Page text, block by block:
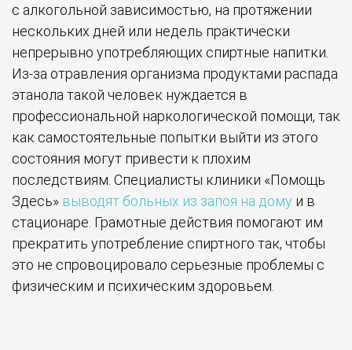
с алкогольной зависимостью, на протяжении
нескольких дней или недель практически
непрерывно употребляющих спиртные напитки.
Из-за отравления организма продуктами распада
этанола такой человек нуждается в
профессиональной наркологической помощи, так
как самостоятельные попытки выйти из этого
состояния могут привести к плохим
последствиям. Специалисты клиники «Помощь
Здесь» выводят больных из запоя на дому и в
стационаре. Грамотные действия помогают им
прекратить употребление спиртного так, чтобы
это не спровоцировало серьезные проблемы с
физическим и психическим здоровьем.